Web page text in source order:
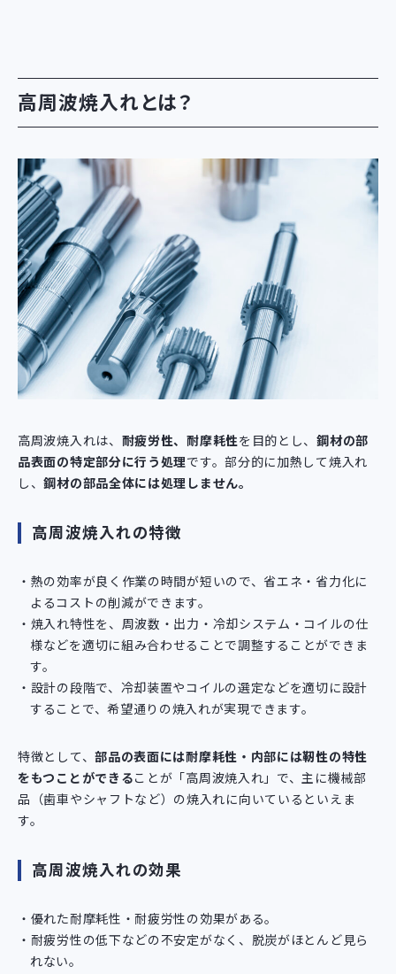
高周波焼入れとは？
高周波焼入れは、 耐疲労性、耐摩耗性を目的とし、鋼材の部
品表面の特定部分に行う処理です。部分的に加熱して焼入れ
し、鋼材の部品全体には処理しません。
高周波焼入れの特徴
熱の効率が良く作業の時間が短いので、省エネ・省力化に
よるコストの削減ができます。
焼入れ特性を、周波数・出力・冷却システム・コイルの仕
様などを適切に組み合わせることで調整することができま
す。
設計の段階で、冷却装置やコイルの選定などを適切に設計
することで、希望通りの焼入れが実現できます。
特徴として、部品の表面には耐摩耗性・内部には靭性の特性
をもつことができることが「高周波焼入れ」で、主に機械部
品（歯車やシャフトなど）の焼入れに向いているといえま
す。
高周波焼入れの効果
優れた耐摩耗性・耐疲労性の効果がある。
耐疲労性の低下などの不安定がなく、脱炭がほとんど見ら
れない。